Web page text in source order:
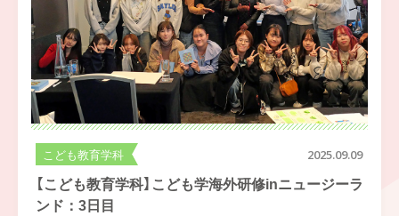
こども教育学科 2025.09.09
【こども教育学科】こども学海外研修inニュージーラ
ンド：3日目